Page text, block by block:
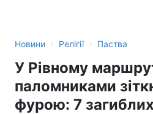
Новини › Релігії › Паства
У Рівному
паломниками
фурою: 7 загиблих